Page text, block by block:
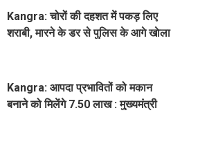
Kangra: चोरों की दहशत में पकड़ लिए
शराबी, मारने के डर से पुलिस के आगे खाेला
Kangra: आपदा प्रभावितों को मकान
बनाने को मिलेंगे 7.50 लाख : मुख्यमंत्री